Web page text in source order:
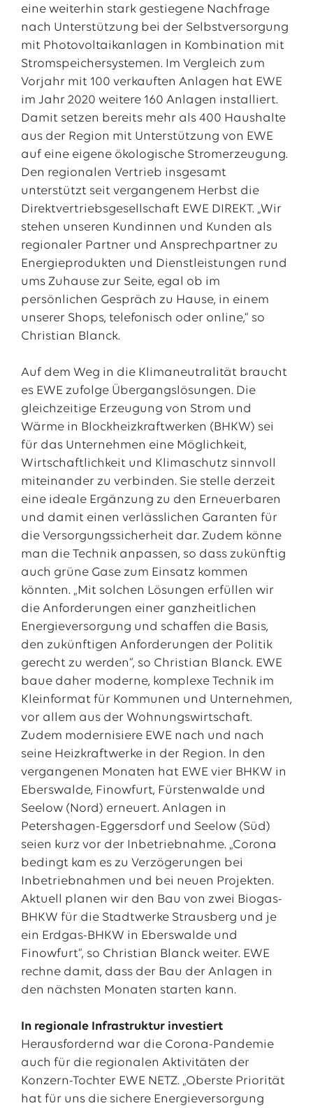
eine weiterhin stark gestiegene Nachfrage
nach Unterstützung bei der Selbstversorgung
mit Photovoltaikanlagen in Kombination mit
Stromspeichersystemen. Im Vergleich zum
Vorjahr mit 100 verkauften Anlagen hat EWE
im Jahr 2020 weitere 160 Anlagen installiert.
Damit setzen bereits mehr als 400 Haushalte
aus der Region mit Unterstützung von EWE
auf eine eigene ökologische Stromerzeugung.
Den regionalen Vertrieb insgesamt
unterstützt seit vergangenem Herbst die
Direktvertriebsgesellschaft EWE DIREKT. „Wir
stehen unseren Kundinnen und Kunden als
regionaler Partner und Ansprechpartner zu
Energieprodukten und Dienstleistungen rund
ums Zuhause zur Seite, egal ob im
persönlichen Gespräch zu Hause, in einem
unserer Shops, telefonisch oder online,“ so
Christian Blanck.
Auf dem Weg in die Klimaneutralität braucht
es EWE zufolge Übergangslösungen. Die
gleichzeitige Erzeugung von Strom und
Wärme in Blockheizkraftwerken (BHKW) sei
für das Unternehmen eine Möglichkeit,
Wirtschaftlichkeit und Klimaschutz sinnvoll
miteinander zu verbinden. Sie stelle derzeit
eine ideale Ergänzung zu den Erneuerbaren
und damit einen verlässlichen Garanten für
die Versorgungssicherheit dar. Zudem könne
man die Technik anpassen, so dass zukünftig
auch grüne Gase zum Einsatz kommen
könnten. „Mit solchen Lösungen erfüllen wir
die Anforderungen einer ganzheitlichen
Energieversorgung und schaffen die Basis,
den zukünftigen Anforderungen der Politik
gerecht zu werden“, so Christian Blanck. EWE
baue daher moderne, komplexe Technik im
Kleinformat für Kommunen und Unternehmen,
vor allem aus der Wohnungswirtschaft.
Zudem modernisiere EWE nach und nach
seine Heizkraftwerke in der Region. In den
vergangenen Monaten hat EWE vier BHKW in
Eberswalde, Finowfurt, Fürstenwalde und
Seelow (Nord) erneuert. Anlagen in
Petershagen-Eggersdorf und Seelow (Süd)
seien kurz vor der Inbetriebnahme. „Corona
bedingt kam es zu Verzögerungen bei
Inbetriebnahmen und bei neuen Projekten.
Aktuell planen wir den Bau von zwei Biogas-
BHKW für die Stadtwerke Strausberg und je
ein Erdgas-BHKW in Eberswalde und
Finowfurt“, so Christian Blanck weiter. EWE
rechne damit, dass der Bau der Anlagen in
den nächsten Monaten starten kann.
In regionale Infrastruktur investiert
Herausfordernd war die Corona-Pandemie
auch für die regionalen Aktivitäten der
Konzern-Tochter EWE NETZ. „Oberste Priorität
hat für uns die sichere Energieversorgung